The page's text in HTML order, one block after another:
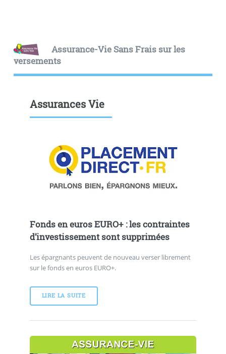
Assurance-Vie Sans Frais sur les
versements
Assurances Vie
Fonds en euros EURO+ : les contraintes
d’investissement sont supprimées
Les épargnants peuvent de nouveau verser librement
sur le fonds en euros EURO+.
LIRE LA SUITE